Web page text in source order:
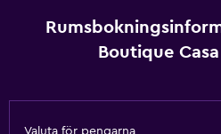
Boutique
Valuta för pengarna